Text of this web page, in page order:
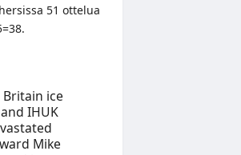
51 ottelua
Britain ice
IHUK
Mike